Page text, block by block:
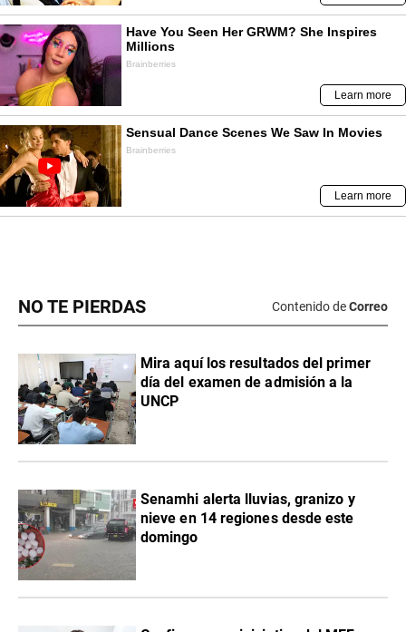
NO TE PIERDAS Contenido deCorreo
Mira aquí los resultados del primer
día del examen de admisión a la
UNCP
Senamhi alerta lluvias, granizo y
nieve en 14 regiones desde este
domingo